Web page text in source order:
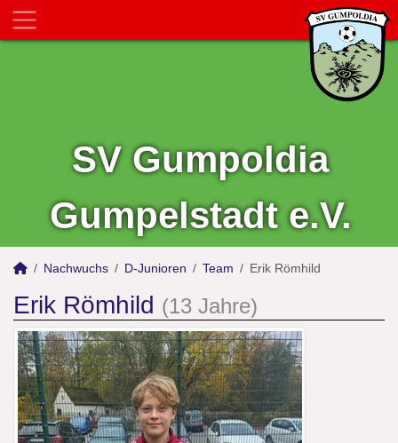
SV Gumpoldia
Gumpelstadt e.V.
Nachwuchs D-Junioren Team Erik Römhild
Erik Römhild (13 Jahre)